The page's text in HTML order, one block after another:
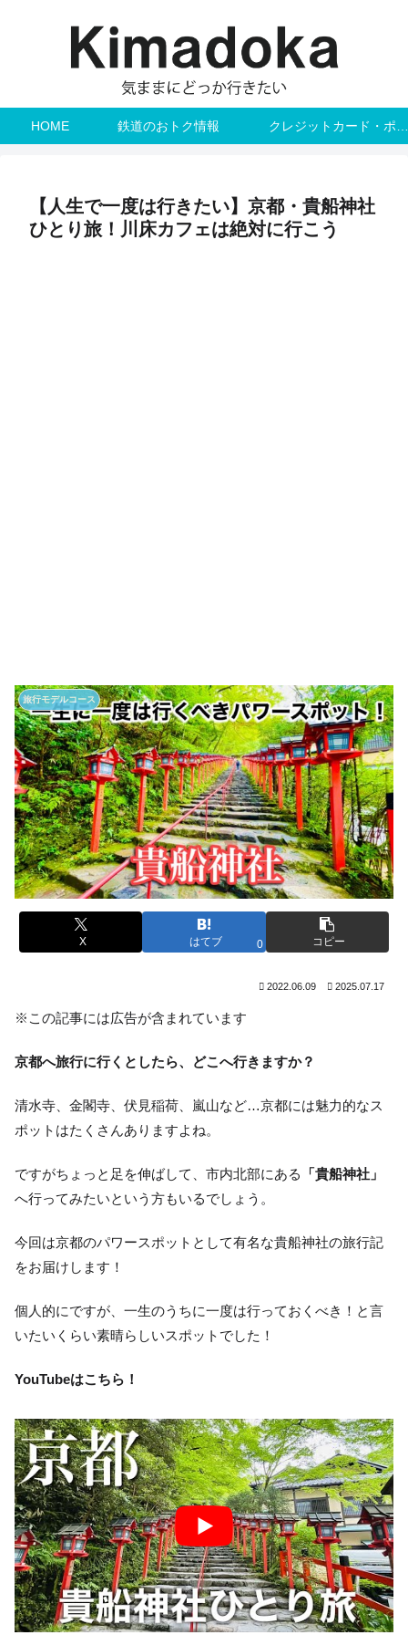
HOME 鉄道のおトク情報 クレジットカード・ポ
【人生で一度は行きたい】京都・貴船神社
ひとり旅！川床カフェは絶対に行こう
旅行モデルコース
X はてブ 0 コピー
2022.06.09 2025.07.17
※この記事には広告が含まれています
京都へ旅行に行くとしたら、どこへ行きますか？
清水寺、金閣寺、伏見稲荷、嵐山など…京都には魅力的なス
ポットはたくさんありますよね。
ですがちょっと足を伸ばして、市内北部にある
「貴船神社」
へ行ってみたいという方もいるでしょう。
今回は京都のパワースポットとして有名な貴船神社の旅行記
をお届けします！
個人的にですが、一生のうちに一度は行っておくべき！と言
いたいくらい素晴らしいスポットでした！
YouTubeはこちら！